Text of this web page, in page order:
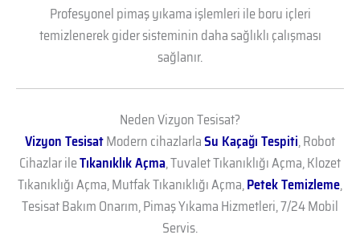
Profesyonel pimaş yıkama işlemleri ile boru içleri
temizlenerek gider sisteminin daha sağlıklı çalışması
sağlanır.
Neden Vizyon Tesisat?
Vizyon TesisatModern cihazlarlaSu Kaçağı Tespiti, Robot
Cihazlar ileTıkanıklık Açma, Tuvalet Tıkanıklığı Açma, Klozet
Tıkanıklığı Açma, Mutfak Tıkanıklığı Açma,Petek Temizleme,
Tesisat Bakım Onarım, Pimaş Yıkama Hizmetleri, 7/24 Mobil
Servis.